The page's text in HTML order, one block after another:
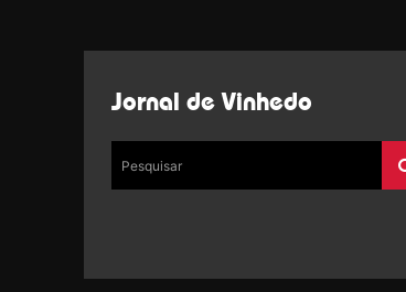
Jornal de Vinhedo
Pesquisar